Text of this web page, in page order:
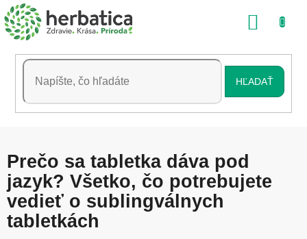
Prejsť
na
obsah
HĽADAŤ
Prečo sa tabletka dáva pod
jazyk? Všetko, čo potrebujete
vedieť o sublingválnych
tabletkách